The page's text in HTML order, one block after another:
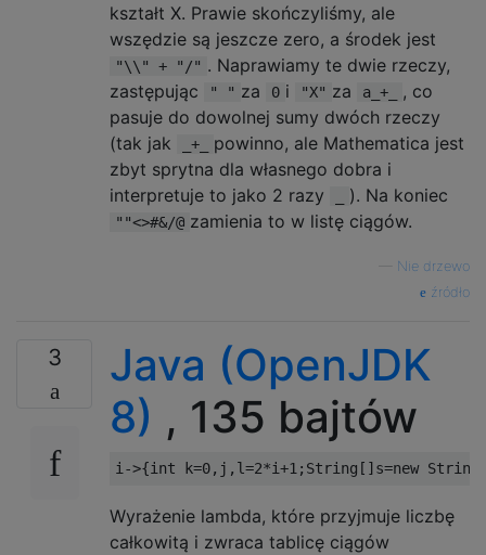
kształt X. Prawie skończyliśmy, ale
wszędzie są jeszcze zero, a środek jest
"\\" + "/" . Naprawiamy te dwie rzeczy,
zastępując
" " za 0 i "X" za a_+_
, co
pasuje do dowolnej sumy dwóch rzeczy
(tak jak
_+_
powinno, ale Mathematica jest
zbyt sprytna dla własnego dobra i
interpretuje to jako 2 razy
). Na koniec
""<>#&/@ zamienia to w listę ciągów.
Nie drzewo
źródło
3
Java (OpenJDK
8) , 135 bajtów
i->{int k=0, j , l=2*i+1; String [] s=new String
Wyrażenie lambda, które przyjmuje liczbę
całkowitą i zwraca tablicę ciągów